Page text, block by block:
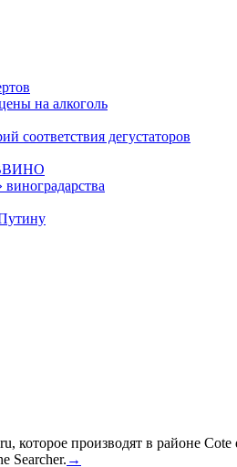
на алкоголь
соответствия дегустаторов
которое производят в районе
Searcher. →